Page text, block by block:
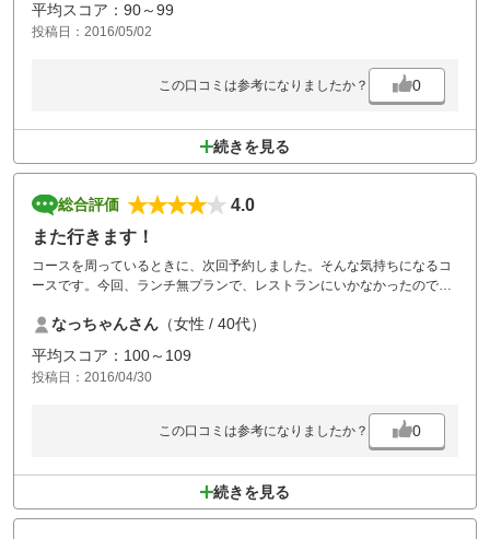
平均スコア：90～99
投稿日：2016/05/02
この口コミは参考になりましたか？ 0
続きを見る
総合評価
4.0
また行きます！
コースを周っているときに、次回予約しました。そんな気持ちになるコ
ースです。今回、ランチ無プランで、レストランにいかなかったので、
なっちゃんさん （女性 / 40代）
平均スコア：100～109
投稿日：2016/04/30
この口コミは参考になりましたか？ 0
続きを見る